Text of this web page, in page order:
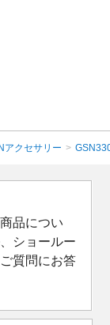
アクセサリー >
品につい
ショールー
質問にお答